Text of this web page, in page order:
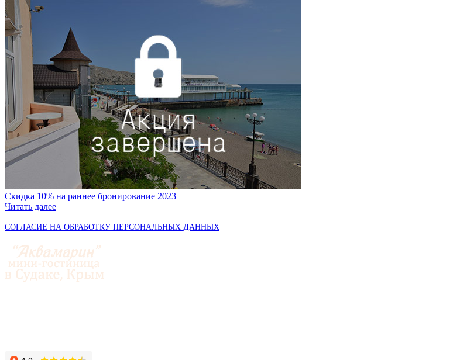
Скидка 10% на раннее бронирование 2023
Читать далее
СОГЛАСИЕ НА ОБРАБОТКУ ПЕРСОНАЛЬНЫХ ДАННЫХ